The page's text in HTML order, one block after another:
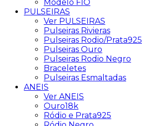
Modelo FIO
PULSEIRAS
Ver PULSEIRAS
Pulseiras Rivieras
Pulseiras Rodio/Prata925
Pulseiras Ouro
Pulseiras Rodio Negro
Braceletes
Pulseiras Esmaltadas
ANEIS
Ver ANEIS
Ouro18k
Ródio e Prata925